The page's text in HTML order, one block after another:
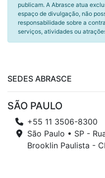
publicam. A Abrasce atua
espaço de divulgação, não
responsabilidade sobre a
serviços, atividades ou
SEDES ABRASCE
SÃO PAULO
+55 11 3506-8300
São Paulo • SP -
Brooklin Paulista -